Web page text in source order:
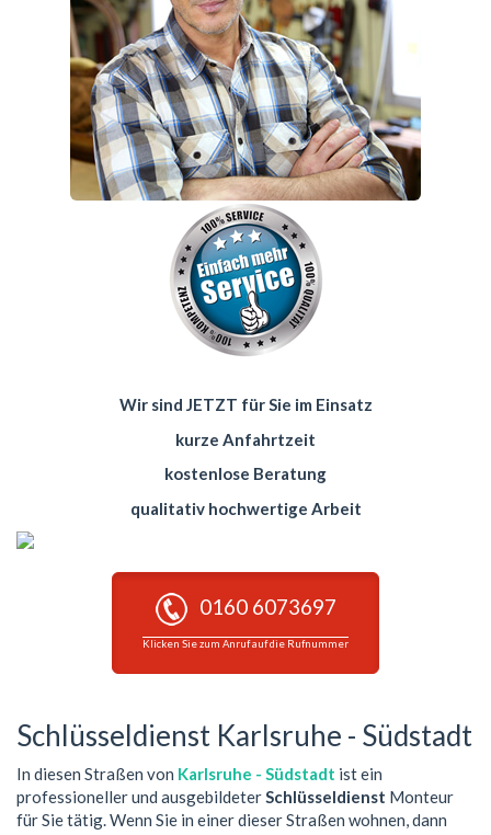
Wir sind JETZT für Sie im Einsatz
kurze Anfahrtzeit
kostenlose Beratung
qualitativ hochwertige Arbeit
0160 6073697
Klicken Sie zum Anruf auf die Rufnummer
Schlüsseldienst Karlsruhe - Südstadt
In diesen Straßen von Karlsruhe - Südstadt ist ein
professioneller und ausgebildeterSchlüsseldienst Monteur
für Sie tätig. Wenn Sie in einer dieser Straßen wohnen, dann